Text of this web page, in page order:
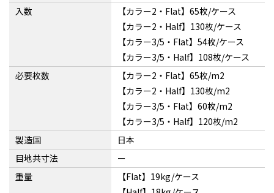
入数
【カラー2・Flat】65枚/ケース
【カラー2・Half】130枚/ケース
【カラー3/5・Flat】54枚/ケース
【カラー3/5・Half】108枚/ケース
必要枚数
【カラー2・Flat】65枚/m2
【カラー2・Half】130枚/m2
【カラー3/5・Flat】60枚/m2
【カラー3/5・Half】120枚/m2
製造国
日本
目地共寸法
ー
重量
【Flat】19kg/ケース